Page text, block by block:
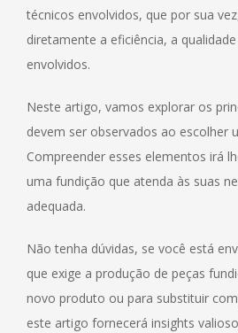
técnicos envolvidos, que por sua
diretamente a eficiência, a
envolvidos.
Neste artigo, vamos explorar os
devem ser observados ao escolher
Compreender esses elementos irá
uma fundição que atenda às suas
adequada.
Não tenha dúvidas, se você está
que exige a produção de peças
novo produto ou para substituir
este artigo fornecerá insights